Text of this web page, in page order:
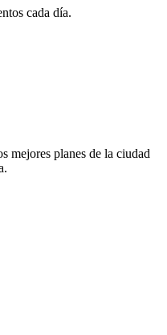
cada día.
mejores planes de la ciudad